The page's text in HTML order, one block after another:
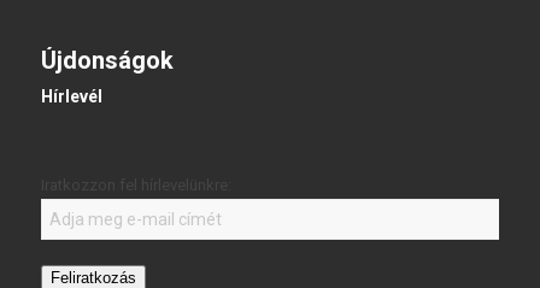
Újdonságok
Hírlevél
Feliratkozás